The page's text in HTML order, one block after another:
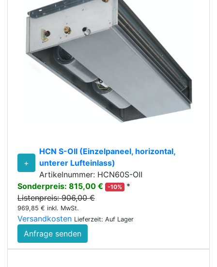
+
HCN S-OII (Einzelpaneel, horizontal,
unterer Lufteinlass)
Artikelnummer: HCN60S-OII
Sonderpreis: 815,00 €
-10%
*
Listenpreis: 906,00 €
969,85 € inkl. MwSt.
Versandkosten Lieferzeit: Auf Lager
Anfrage senden